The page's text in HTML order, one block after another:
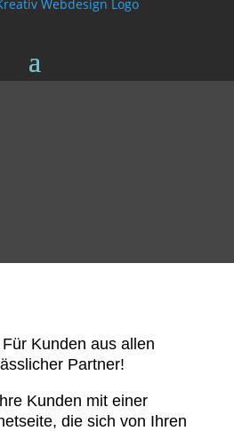
Kunden aus allen
Partner!
Kunden mit einer
die sich von Ihren